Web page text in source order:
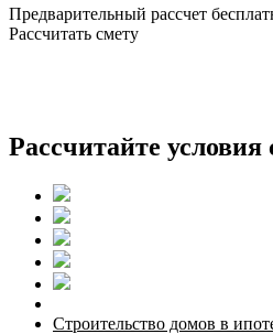
Предварительный рассчет
Рассчитать смету
Рассчитайте
Строительство домов в